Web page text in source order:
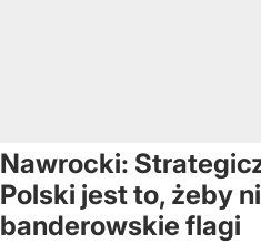
Nawrocki:
Polski jest to, żeby
banderowskie flagi